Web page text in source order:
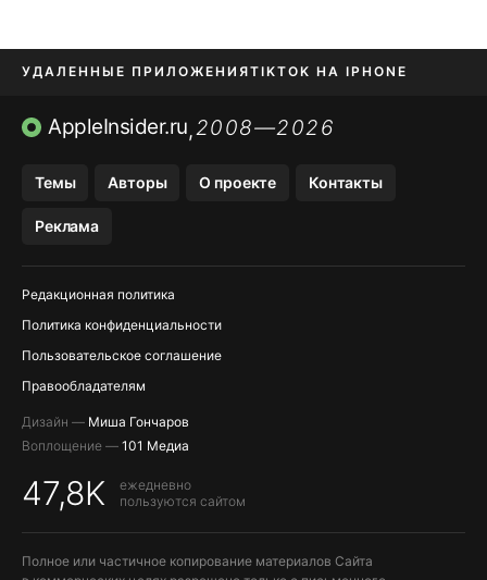
УДАЛЕННЫЕ ПРИЛОЖЕНИЯTIKTOK НА IPHONE
ПРИЛОЖЕНИЯ БЕЗ APP STORE
AppleInsider.ru,2008—2026
Темы Авторы О проекте Контакты
Реклама
Редакционная политика
Политика конфиденциальности
Пользовательское соглашение
Правообладателям
Дизайн — Миша Гончаров
Воплощение — 101 Медиа
47,8K
ежедневно
пользуются сайтом
Полное или частичное копирование материалов Сайта